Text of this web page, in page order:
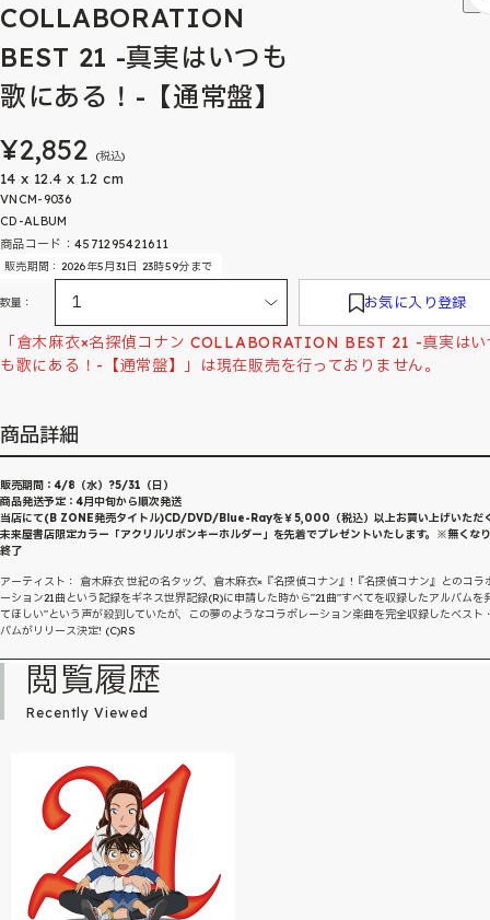
COLLABORATION
BEST 21 -真実はいつも
歌にある！-【通常盤】
¥2,852 (税込)
14 x 12.4 x 1.2 cm
VNCM-9036
CD-ALBUM
商品コード：4571295421611
販売期間：2026年5月31日 23時59分まで
数量： お気に入り登録
「倉木麻衣×名探偵コナン COLLABORATION BEST 21 -真実はい
も歌にある！-【通常盤】」は現在販売を行っておりません。
商品詳細
販売期間：4/8（水）?5/31（日）
商品発送予定：4月中旬から順次発送
当店にて(B ZONE発売タイトル)CD/DVD/Blue-Rayを￥5,000（税込）以上お買い上げいただ
未来屋書店限定カラー「アクリルリボンキーホルダー」を先着でプレゼントいたします。※無くな
終了
アーティスト： 倉木麻衣 世紀の名タッグ、倉木麻衣×『名探偵コナン』!『名探偵コナン』とのコラ
ーション21曲という記録をギネス世界記録(R)に申請した時から"21曲"すべてを収録したアルバムを
てほしい"という声が殺到していたが、この夢のようなコラボレーション楽曲を完全収録したベスト
バムがリリース決定! (C)RS
閲覧履歴
Recently Viewed